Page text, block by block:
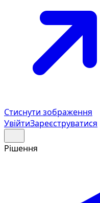
Стиснути зображення
УвійтиЗареєструватися
Рішення